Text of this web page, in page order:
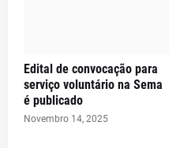
Edital de convocação para
serviço voluntário na Sema
é publicado
Novembro 14, 2025